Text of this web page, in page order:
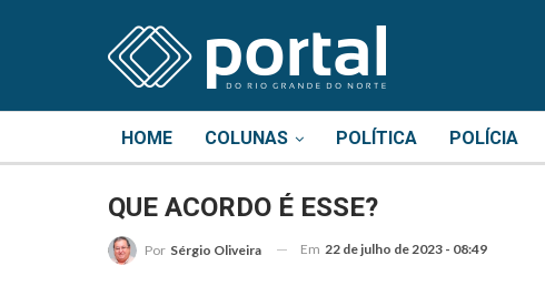
HOME COLUNAS POLÍTICA POLÍCIA
QUE ACORDO É ESSE?
Por Sérgio Oliveira Em 22 de julho de 2023 - 08:49